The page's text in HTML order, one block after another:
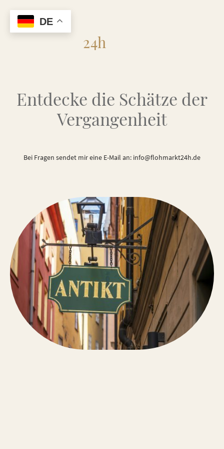
24h
Entdecke die Schätze der
Vergangenheit
Bei Fragen sendet mir eine E-Mail an: info@flohmarkt24h.de
DE